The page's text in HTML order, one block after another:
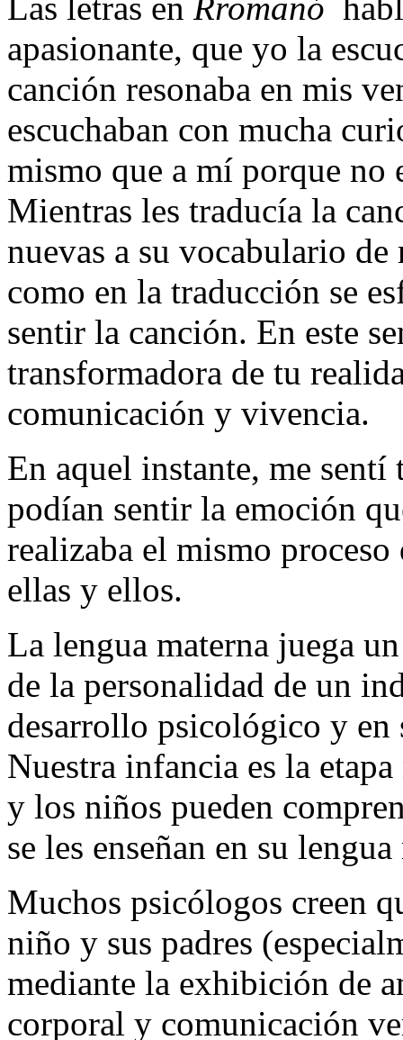
Las letras en Rromanó
apasionante, que yo la
canción resonaba en mis
escuchaban con mucha
mismo que a mí porque no
Mientras les traducía la
nuevas a su vocabulario
como en la traducción se
sentir la canción. En este
transformadora de tu
comunicación y vivencia.
En aquel instante, me
podían sentir la emoción
realizaba el mismo
ellas y ellos.
La lengua materna juega
de la personalidad de un
desarrollo psicológico y en
Nuestra infancia es la
y los niños pueden
se les enseñan en su
Muchos psicólogos creen
niño y sus padres
mediante la exhibición de
corporal y comunicación